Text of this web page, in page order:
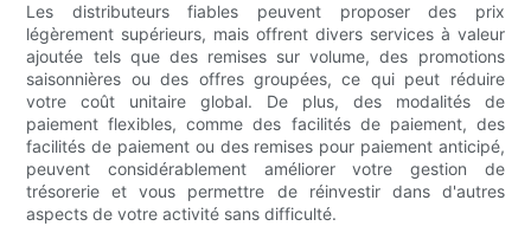
Les distributeurs fiables peuvent proposer des prix
légèrement supérieurs, mais offrent divers services à valeur
ajoutée tels que des remises sur volume, des promotions
saisonnières ou des offres groupées, ce qui peut réduire
votre coût unitaire global. De plus, des modalités de
paiement flexibles, comme des facilités de paiement, des
facilités de paiement ou des remises pour paiement anticipé,
peuvent considérablement améliorer votre gestion de
trésorerie et vous permettre de réinvestir dans d'autres
aspects de votre activité sans difficulté.